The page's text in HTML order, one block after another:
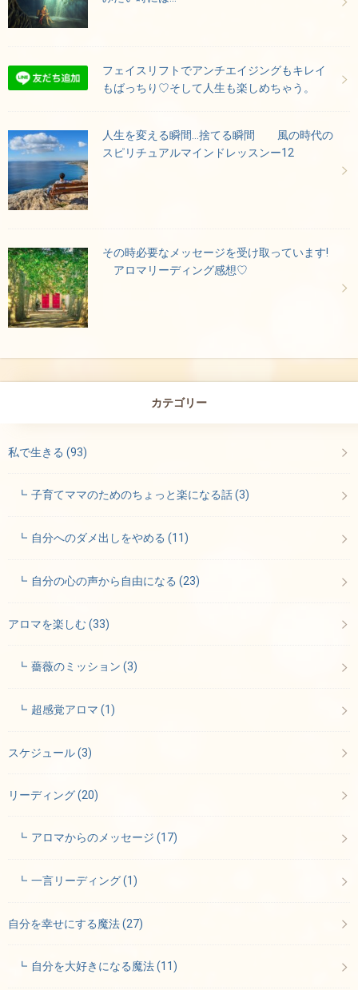
フェイスリフトでアンチエイジングもキレイ
もばっちり♡そして人生も楽しめちゃう。
人生を変える瞬間…捨てる瞬間 風の時代の
スピリチュアルマインドレッスンー12
その時必要なメッセージを受け取っています!
アロマリーディング感想♡
カテゴリー
私で生きる (93)
子育てママのためのちょっと楽になる話(3)
自分へのダメ出しをやめる(11)
自分の心の声から自由になる(23)
アロマを楽しむ(33)
薔薇のミッション(3)
超感覚アロマ(1)
スケジュール(3)
リーディング(20)
アロマからのメッセージ(17)
一言リーディング(1)
自分を幸せにする魔法(27)
自分を大好きになる魔法(11)